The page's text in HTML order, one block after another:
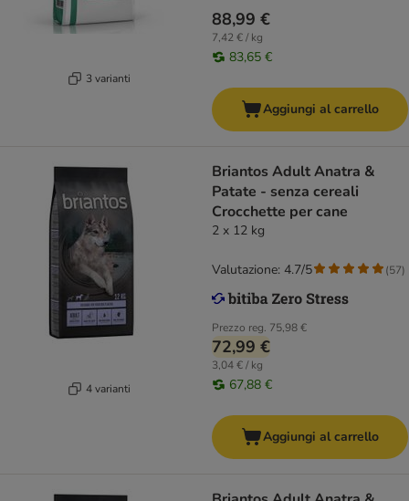
3 varianti
88,99 €
7,42 € / kg
83,65 €
Aggiungi al carrello
4 varianti
Briantos Adult Anatra &
Patate - senza cereali
Crocchette per cane
2 x 12 kg
Prezzo reg. 75,98 €
72,99 €
3,04 € / kg
67,88 €
Valutazione: 4.7/5 (57)
Aggiungi al carrello